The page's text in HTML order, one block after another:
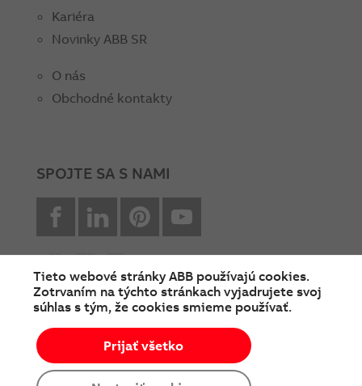
Kariéra
Novinky ABB SR
O nás
Obchodné kontakty
SPOJTE SA S NAMI
facebookLinkedin Pinterest
© Copyright 2026 ABB
Podmienky používania
Cookies a ochrana súkromia
Tieto webové stránky ABB používajú cookies.
Zotrvaním na týchto stránkach vyjadrujete svoj
súhlas s tým, že cookies smieme používať.
Prijať všetko